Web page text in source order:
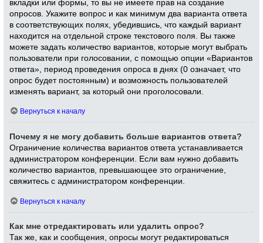
вкладки или формы, то вы не имеете прав на создание
опросов. Укажите вопрос и как минимум два варианта ответа
в соответствующих полях, убедившись, что каждый вариант
находится на отдельной строке текстового поля. Вы также
можете задать количество вариантов, которые могут выбрать
пользователи при голосовании, с помощью опции «Вариантов
ответа», период проведения опроса в днях (0 означает, что
опрос будет постоянным) и возможность пользователей
изменять вариант, за который они проголосовали.
Вернуться к началу
Почему я не могу добавить больше вариантов ответа?
Ограничение количества вариантов ответа устанавливается
администратором конференции. Если вам нужно добавить
количество вариантов, превышающее это ограничение,
свяжитесь с администратором конференции.
Вернуться к началу
Как мне отредактировать или удалить опрос?
Так же, как и сообщения, опросы могут редактироваться